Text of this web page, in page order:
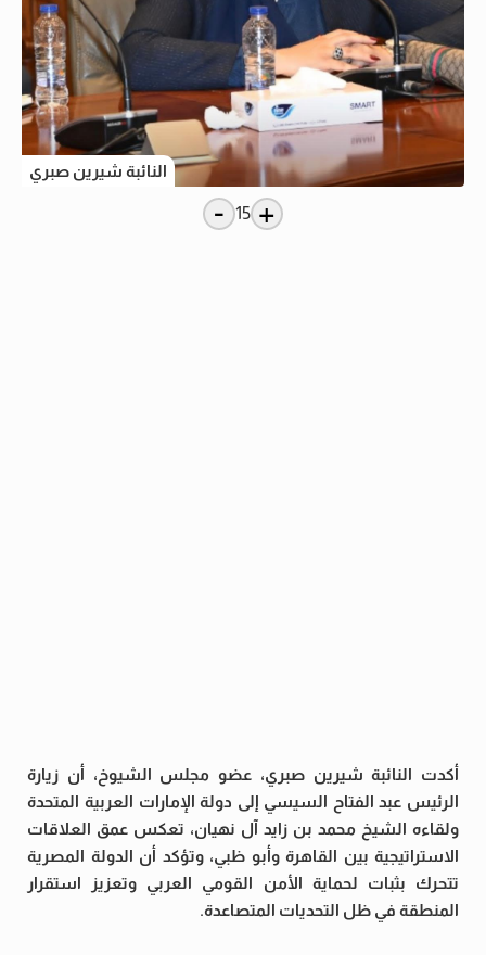
النائبة شيرين صبري
+
15
-
أكدت النائبة شيرين صبري، عضو مجلس الشيوخ، أن زيارة
الرئيس عبد الفتاح السيسي إلى دولة الإمارات العربية المتحدة
ولقاءه الشيخ محمد بن زايد آل نهيان، تعكس عمق العلاقات
الاستراتيجية بين القاهرة وأبو ظبي، وتؤكد أن الدولة المصرية
تتحرك بثبات لحماية الأمن القومي العربي وتعزيز استقرار
المنطقة في ظل التحديات المتصاعدة.